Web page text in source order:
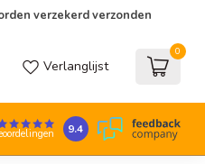
verzekerd verzonden
Verlanglijst
0
9.4